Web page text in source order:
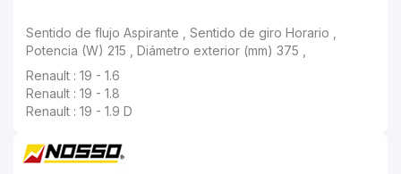
Renault : 19 - 1.8
Renault : 19 - 1.9 D